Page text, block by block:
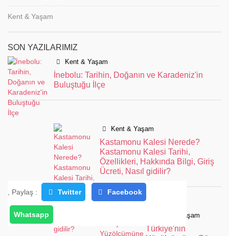
, Paylaş : Twitter Facebook
Whatsapp
Kent & Yaşam
SON YAZILARIMIZ
Kent & Yaşam
İnebolu: Tarihin, Doğanın ve Karadeniz'in
Buluştuğu İlçe
Kent & Yaşam
Kastamonu Kalesi Nerede?
Kastamonu Kalesi Tarihi,
Özellikleri, Hakkında Bilgi, Giriş
Ücreti, Nasıl gidilir?
Kent & Yaşam
Türkiye'nin